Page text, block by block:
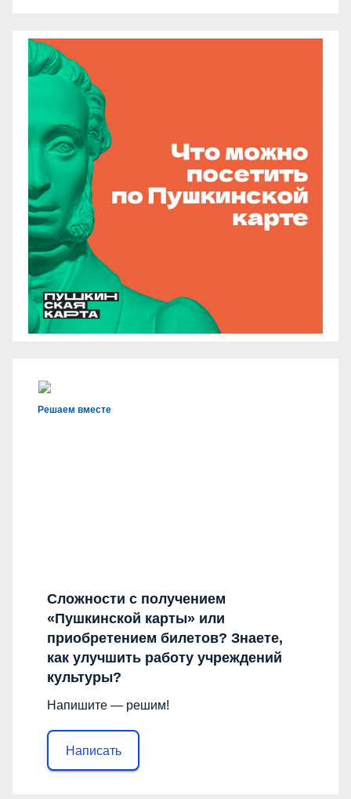
Решаем вместе
Сложности с получением
«Пушкинской карты» или
приобретением билетов? Знаете,
как улучшить работу учреждений
культуры?
Напишите — решим!
Написать